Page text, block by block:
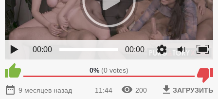
00:00 00:00
0% (0 votes)
9 месяцев назад 11:44 200 ЗАГРУЗИТЬ